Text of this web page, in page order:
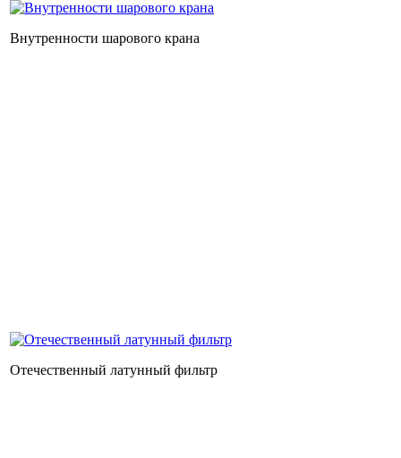
Внутренности шарового крана
Отечественный латунный фильтр